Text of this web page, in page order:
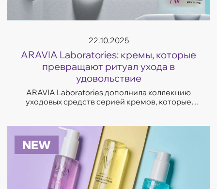
22.10.2025
ARAVIA Laboratories: кремы, которые
превращают ритуал ухода в
удовольствие
ARAVIA Laboratories дополнила коллекцию
уходовых средств серией кремов, которые
с несо...
NEW